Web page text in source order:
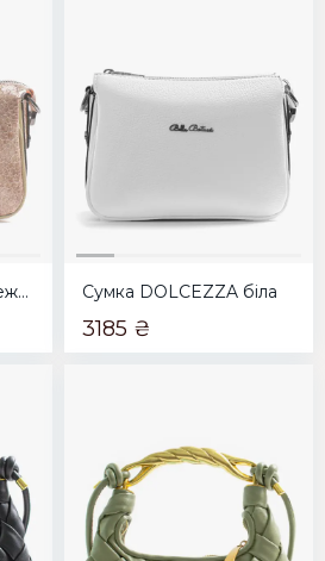
Сумка DOLCEZZA бежева Сумка DOLCEZZA біла
3185 ₴